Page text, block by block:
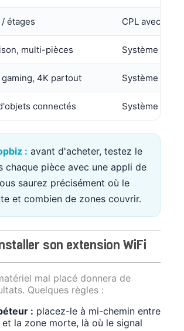
étages CPL avec WiFi
multi-pièces Système mesh
4K partout Système
connectés Système mesh
: avant d'acheter, testez le
chaque pièce avec une appli de
saurez précisément où le
et combien de zones couvrir.
son extension WiFi
mal placé donnera de
Quelques règles :
: placez-le à mi-chemin entre
la zone morte, là où le signal